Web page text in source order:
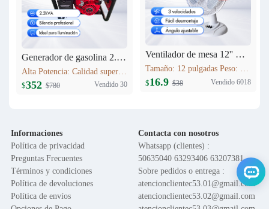
Generador de gasolina 2.2kVA EC2500CX
Alta Potencia: Calidad superior. Máxima Estabilidad: AVR, protege equipos. Bajo Consumo: Ahorro >10%. Bajo Ruido: Silenciador industrial. Versátil: Hogar/obras/exteriores. Portátil: Ligero, fácil transporte.
$352 $780 Vendido 30
Ventilador de mesa 12'' HFA-TP12A
Tamaño: 12 pulgadas Peso: 1.6 kg Voltaje: 120V 60HZ Material del motor: Cobre Función: Control de 3 velocidades; Oscilación; Inclinación vertical ajustable; Altura ajustable; Base en cruz; Rejilla de seguridad; Fácil montaje
$16.9 $38 Vendido 6018
Informaciones
Política de privacidad
Preguntas Frecuentes
Términos y condiciones
Política de devoluciones
Política de envíos
Contacta con nosotros
Whatsapp (clientes) :
50635040 63293406 63207381
Sobre pedidos o entrega :
atencionclientec53.01@gmail.com
atencionclientec53.02@gmail.com